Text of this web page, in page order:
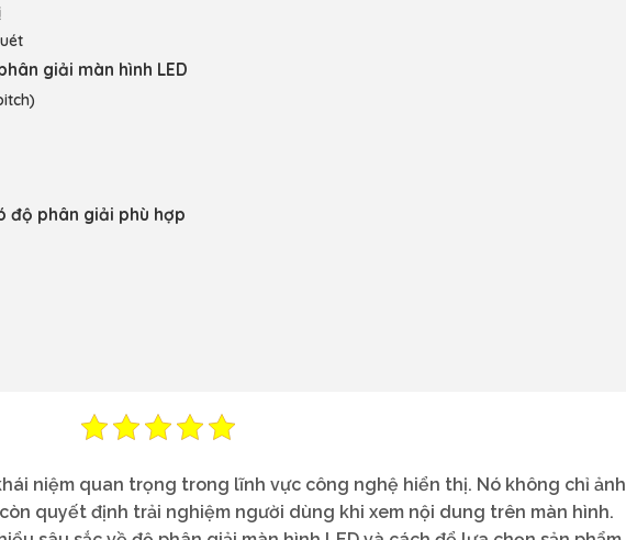
giải màn hình LED
độ phân giải phù hợp
niệm quan trọng trong lĩnh vực công nghệ hiển thị. Nó không chỉ ảnh
quyết định trải nghiệm người dùng khi xem nội dung trên màn hình.